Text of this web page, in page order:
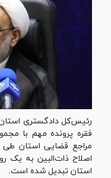
رئیس‌کل دادگستری
مراجع قضایی استان
اصلاح ذات‌البین به یک
استان تبدیل شده است.